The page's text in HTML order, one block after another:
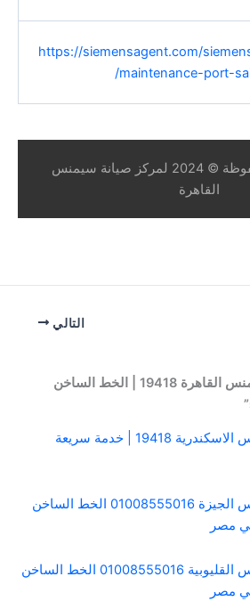
https://siemensagent.com/
maintenance-port-
جميع الحقوق محفوظة © 2024 لمركز صيانة سيمنس
القاهرة
التالي
18 فكرة عن “صيانة سيمنس القاهرة 19418 | الخط الساخن
صيانة سيمنس الاسكندرية 19418 | خدمة سريعة
صيانة سيمنس الجيزة 01008555016 الخط الساخن
مصر
صيانة سيمنس القليوبية 01008555016 الخط الساخن
مصر